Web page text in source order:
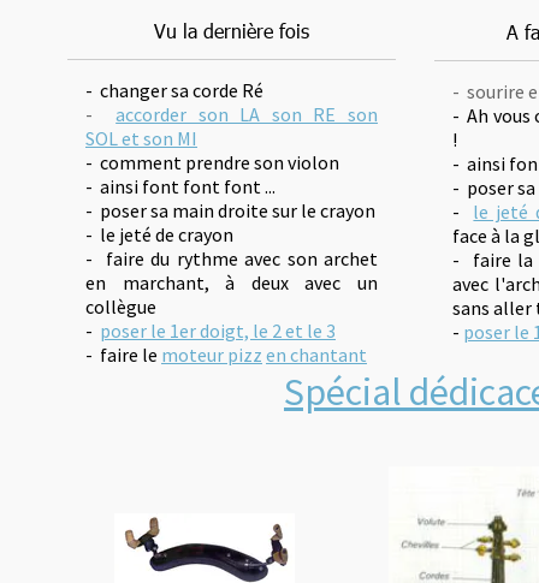
Vu la dernière fois
- changer sa corde Ré
-accorder son LA son RE son
SOL et son MI
- comment prendre son violon
- ainsi font font font ...
- poser sa main droite sur le crayon
- le jeté de crayon
- faire du rythme avec son archet
en marchant, à deux avec un
collègue
- poser le 1er doigt, le 2 et le 3
- faire le moteur pizz en chantant
A
- sourire
- Ah vous
!
- ainsi
- poser
- le jeté
face à la
- faire la
avec
sans
- poser le
Spécial